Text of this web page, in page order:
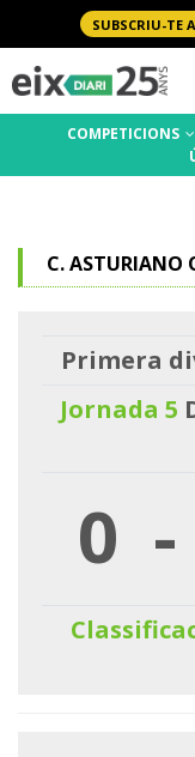
SUBSCRIU-TE
COMPETICIONS
C. ASTURIANO
Primera
Jornada 5
0 -